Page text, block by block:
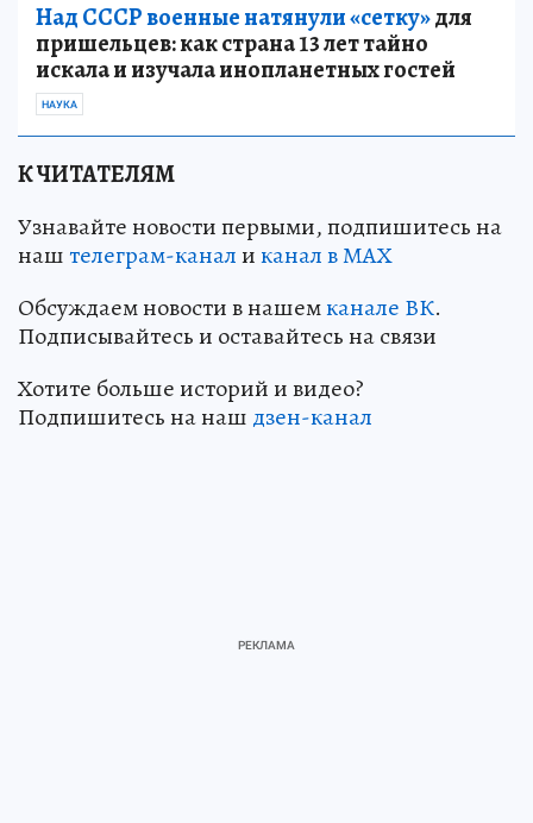
Над СССР военные натянули «сетку»для
пришельцев: как страна 13 лет тайно
искала и изучала инопланетных гостей
НАУКА
К ЧИТАТЕЛЯМ
Узнавайте новости первыми, подпишитесь на
наштелеграм-каналиканал в МАХ
Обсуждаем новости в нашемканале ВК.
Подписывайтесь и оставайтесь на связи
Хотите больше историй и видео?
Подпишитесь на наш дзен-канал